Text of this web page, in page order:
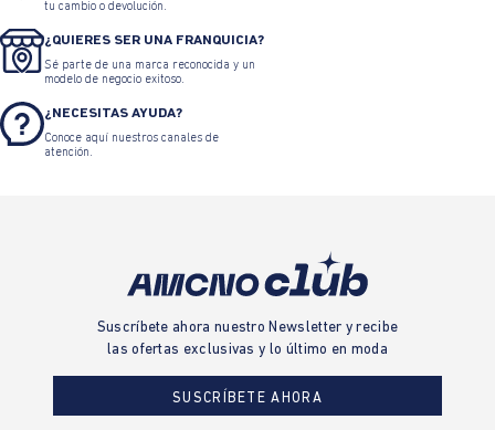
tu cambio o devolución.
¿QUIERES SER UNA FRANQUICIA?
Sé parte de una marca reconocida y un
modelo de negocio exitoso.
¿NECESITAS AYUDA?
Conoce aquí nuestros canales de
atención.
Suscríbete ahora nuestro Newsletter y recibe
las ofertas exclusivas y lo último en moda
SUSCRÍBETE AHORA